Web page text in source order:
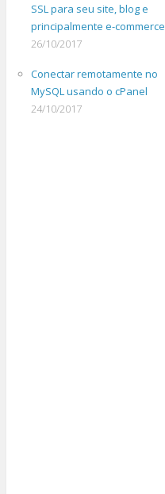
SSL para seu site, blog e
principalmente e-commerce
26/10/2017
Conectar remotamente no
MySQL usando o cPanel
24/10/2017